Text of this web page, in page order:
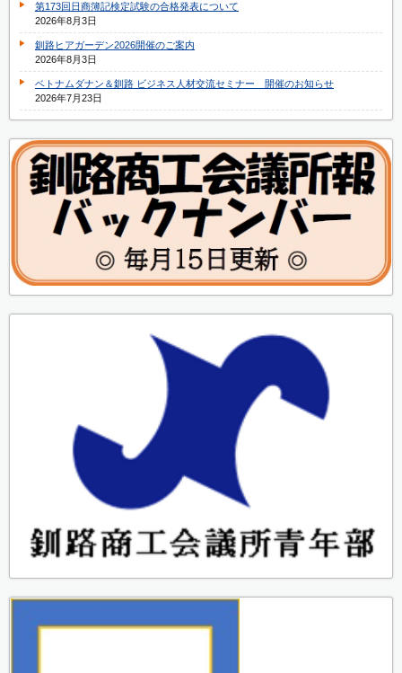
第173回日商簿記検定試験の合格発表について
2026年8月3日
釧路ヒアガーデン2026開催のご案内
2026年8月3日
ベトナムダナン＆釧路 ビジネス人材交流セミナー 開催のお知らせ
2026年7月23日